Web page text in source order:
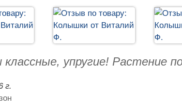
упругие! Растение
г.